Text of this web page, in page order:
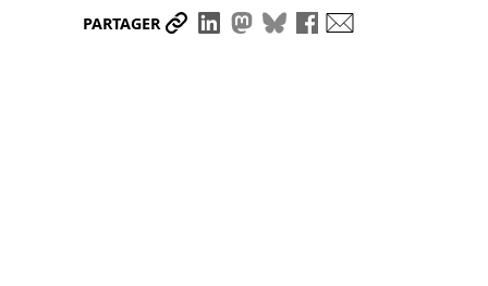
PARTAGER Partager le lien
Partager sur LinkedIn
Partager sur Mastodon
Partager sur Bluesky
Partager sur